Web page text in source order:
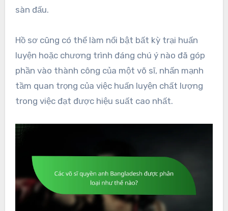
sàn đấu.
Hồ sơ cũng có thể làm nổi bật bất kỳ trại huấn
luyện hoặc chương trình đáng chú ý nào đã góp
phần vào thành công của một võ sĩ, nhấn mạnh
tầm quan trọng của việc huấn luyện chất lượng
trong việc đạt được hiệu suất cao nhất.